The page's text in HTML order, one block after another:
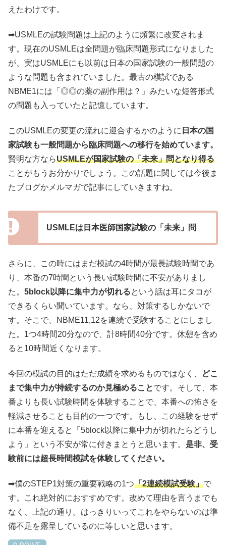
えたわけです。
➡USMLEの試験問題は上記のように頻繁に改変されま
す。現在のUSMLEは全問題が臨床問題形式になりました
が、実はUSMLEにも以前は日本の国家試験の一般問題の
ような問題も含まれていました。最古の模試である
NBME1には「◎◎の薬の副作用は？」みたいな短答形式
の問題も入っていたと記憶しています。
このUSMLEの変更の流れに迎合するかのように 日本の国
家試験も一般問題から臨床問題への移行を始めています。
賢明な方ならUSMLEが国家試験の「未来」問となり得る
ことがもうお分かりでしょう。この話題に関しては今後ま
たブログかメルマガで記事にしていきますね。
USMLEは日本医師国家試験の「未来」問
さらに、この時にはまだ模試の4時間が最長試験時間であ
り、本番の7時間という長い試験時間に不安がありまし
た。 5block以降に集中力が切れるという話は耳にタコが
できるくらい聞いています。なら、対策するしかないで
す。そこで、NBME11,12を連続で受験することにしまし
た。1つ4時間20分なので、計8時間40分です。休憩を含め
ると10時間近くなります。
今回の模試の目的はただ成績を求めるものではなく、
どこ
まで集中力が持続するのか見極めることです。そして、本
番よりも長い試験時間を体験することで、本番への怖さを
軽減させることも目的の一つです。もし、この経験をせず
に本番を迎えると「5block以降に集中力が切れたらどうし
よう」という不安が常に付きまとうと思います。 是非、受
験前には超長時間模試を体験してください。
➡僕のSTEP1対策の重要戦略の1つ「2連続模試受験」で
す。これ絶対的におすすめです。改めて理由を言うまでも
なく、上記の通り。はっきりいってこれをやらないのは準
備不足を露呈しているのに等しいと思います。